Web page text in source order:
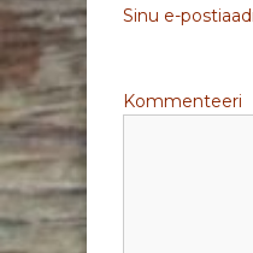
i
Sinu e-
Kommenteeri